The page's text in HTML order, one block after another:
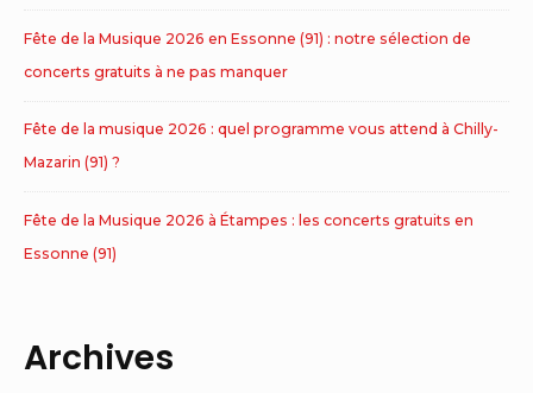
Fête de la Musique 2026 en Essonne (91) : notre sélection de
concerts gratuits à ne pas manquer
Fête de la musique 2026 : quel programme vous attend à Chilly-
Mazarin (91) ?
Fête de la Musique 2026 à Étampes : les concerts gratuits en
Essonne (91)
Archives